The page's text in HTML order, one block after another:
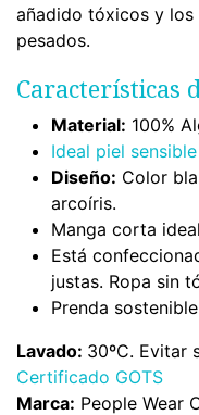
añadido tóxicos y los
pesados.
Características
Material: 100%
Ideal piel sensible
Diseño: Color
arcoíris.
Manga corta
Está
justas. Ropa sin
Prenda
Lavado: 30ºC. Evitar
Certificado GOTS
Marca: People Wear